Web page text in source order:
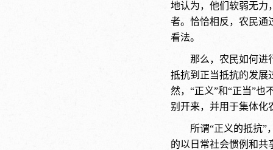
地认为，他们软弱无力
者。恰恰相反，农民通
看法。
那么，农民如何进
抵抗到正当抵抗的发展
然，“正义”和“正当”
别开来，并用于集体化
所谓“正义的抵抗”
的以日常社会惯例和共